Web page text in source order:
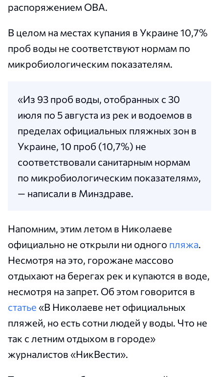
распоряжением ОВА.
В целом на местах купания в Украине 10,7%
проб воды не соответствуют нормам по
микробиологическим показателям.
«Из 93 проб воды, отобранных с 30
июля по 5 августа из рек и водоемов в
пределах официальных пляжных зон в
Украине, 10 проб (10,7%) не
соответствовали санитарным нормам
по микробиологическим показателям»,
— написали в Минздраве.
Напомним, этим летом в Николаеве
официально не открыли ни одного пляжа.
Несмотря на это, горожане массово
отдыхают на берегах рек и купаются в воде,
несмотря на запрет. Об этом говорится в
статье «В Николаеве нет официальных
пляжей, но есть сотни людей у воды. Что не
так с летним отдыхом в городе»
журналистов «НикВести».